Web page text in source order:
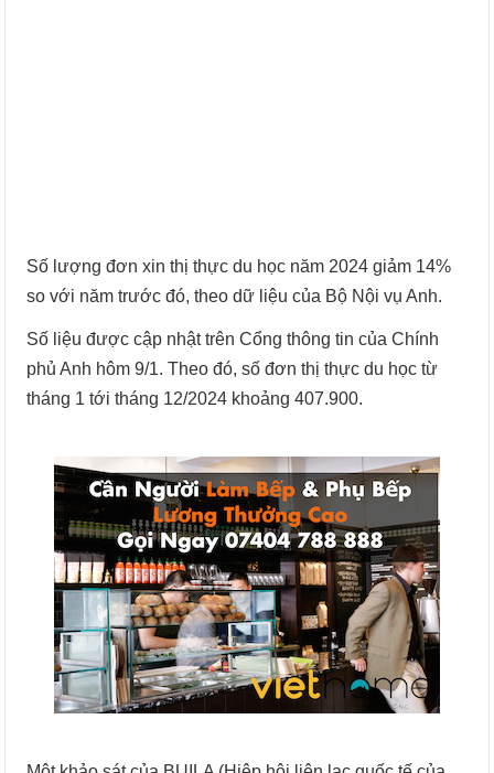
Số lượng đơn xin thị thực du học năm 2024 giảm 14%
so với năm trước đó, theo dữ liệu của Bộ Nội vụ Anh.
Số liệu được cập nhật trên Cổng thông tin của Chính
phủ Anh hôm 9/1. Theo đó, số đơn thị thực du học từ
tháng 1 tới tháng 12/2024 khoảng 407.900.